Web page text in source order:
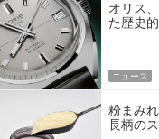
オリス
た歴史
ニュース
粉まみ
長柄の